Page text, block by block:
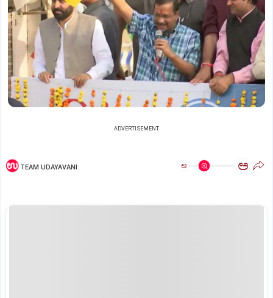
ADVERTISEMENT
TEAM UDAYAVANI ಅ ಅ